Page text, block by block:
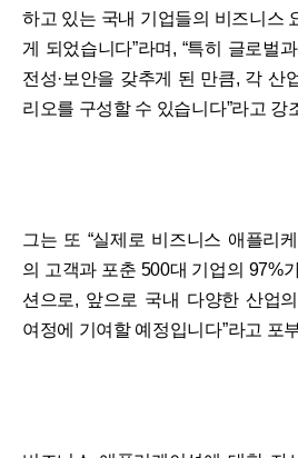
하고 있는 국내 기업들의 비즈니스
게 되었습니다”라며, “특히 글로벌
전성·보안을 갖추게 된 만큼, 각 산
리오를 구성할 수 있습니다”라고 강
그는 또 “실제로 비즈니스 애플리
의 고객과 포춘 500대 기업의 97%
션으로, 앞으로 국내 다양한 산업
여정에 기여할 예정입니다”라고 포